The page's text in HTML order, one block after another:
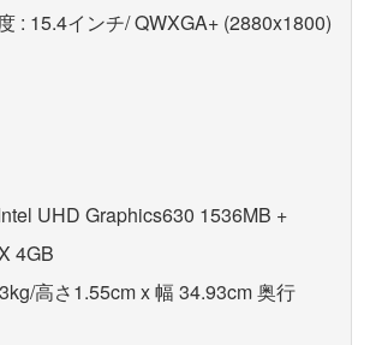
: 15.4インチ/ QWXGA+ (2880x1800)
UHD Graphics630 1536MB +
4GB
高さ1.55cm x 幅 34.93cm 奥行